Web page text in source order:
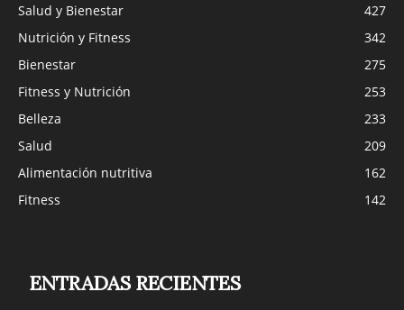
Salud y Bienestar
427
Nutrición y Fitness
342
Bienestar
275
Fitness y Nutrición
253
Belleza
233
Salud
209
Alimentación nutritiva
162
Fitness
142
ENTRADAS RECIENTES